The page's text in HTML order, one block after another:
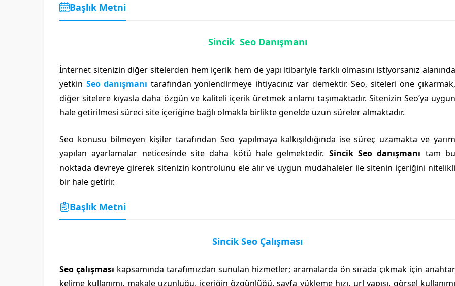
Başlık Metni
Sincik Seo Danışmanı
İnternet sitenizin diğer sitelerden hem içerik hem de yapı itibariyle farklı olmasını istiyorsanız alanında
yetkin Seo danışmanı tarafından yönlendirmeye ihtiyacınız var demektir. Seo, siteleri öne çıkarmak,
diğer sitelere kıyasla daha özgün ve kaliteli içerik üretmek anlamı taşımaktadır. Sitenizin Seo’ya uygun
hale getirilmesi süreci site içeriğine bağlı olmakla birlikte genelde uzun süreler almaktadır.
Seo konusu bilmeyen kişiler tarafından Seo yapılmaya kalkışıldığında ise süreç uzamakta ve yarım
yapılan ayarlamalar neticesinde site daha kötü hale gelmektedir. Sincik Seo danışmanı tam bu
noktada devreye girerek sitenizin kontrolünü ele alır ve uygun müdahaleler ile sitenin içeriğini nitelikli
bir hale getirir.
Başlık Metni
Sincik Seo Çalışması
Seo çalışması kapsamında tarafımızdan sunulan hizmetler; aramalarda ön sırada çıkmak için anahtar
kelime kullanımı, makale uzunluğu, içeriğin özgünlüğü, sayfa yükleme hızı, url yapısı, görsel kullanımı